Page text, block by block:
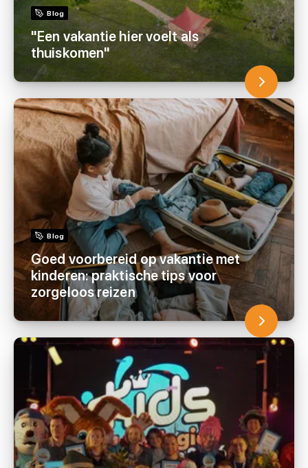
Blog
"Een vakantie hier voelt als
thuiskomen"
Blog
Goed voorbereid op vakantie met
kinderen: praktische tips voor
zorgeloos reizen